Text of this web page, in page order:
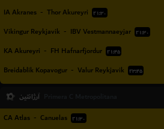
IA Akranes - Thor Akureyri ۲۱:۳۰
Vikingur Reykjavik - IBV Vestmannaeyjar ۲۱:۳۰
KA Akureyri - FH Hafnarfjordur ۲۱:۴۵
Breidablik Kopavogur - Valur Reykjavik ۲۳:۴۵
آرژانتین
CA Atlas - Canuelas ۲۱:۳۰